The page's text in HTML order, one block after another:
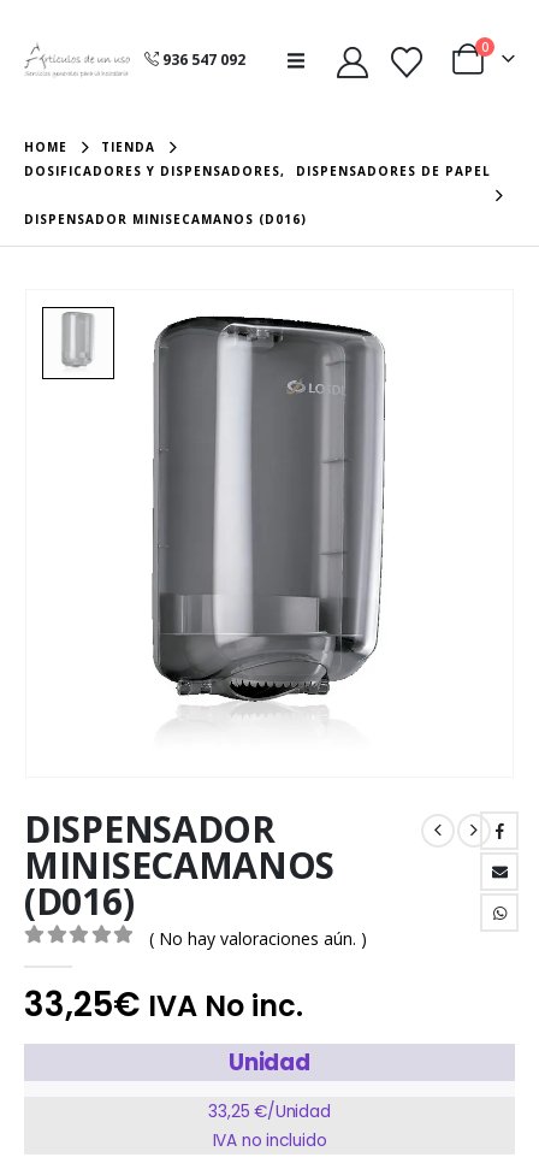
936 547 092
0
HOME
TIENDA
DOSIFICADORES Y DISPENSADORES, DISPENSADORES DE PAPEL
DISPENSADOR MINISECAMANOS (D016)
DISPENSADOR
MINISECAMANOS
(D016)
( No hay valoraciones aún. )
33,25€ IVA No inc.
Unidad
33,25 €/Unidad
IVA no incluido